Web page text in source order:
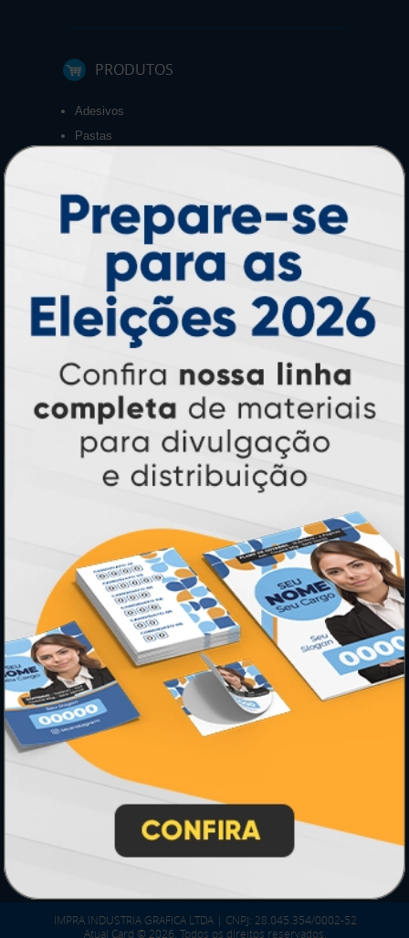
PRODUTOS
Adesivos
Pastas
Folder, Flyer e Panfleto
Banners e Lonas
Calendários 2027
PAGUE COM
* Pagamento com cartão de crédito terá valor adicional.
** Pagamentos a prazo poderão ter acréscimo.
*** Nota fiscal sujeita a emissão de acordo com prestador de
serviço, conforme legislação pertinente.
PARTICIPE
SEGURANÇA
IMPRA INDUSTRIA GRAFICA LTDA | CNPJ: 28.045.354/0002-52
Atual Card © 2026. Todos os direitos reservados.